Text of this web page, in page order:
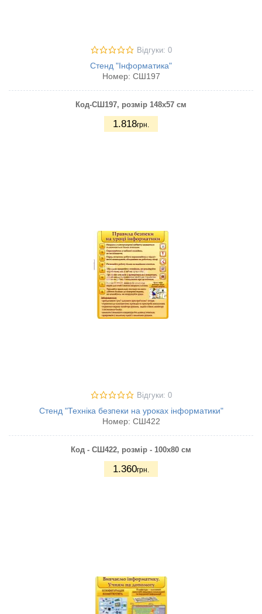
Відгуки: 0
Стенд "Інформатика"
Номер: СШ197
Код-СШ197, розмір 148х57 см
1.818грн.
Відгуки: 0
Стенд "Техніка безпеки на уроках інформатики"
Номер: СШ422
Код - СШ422, розмір - 100х80 см
1.360грн.